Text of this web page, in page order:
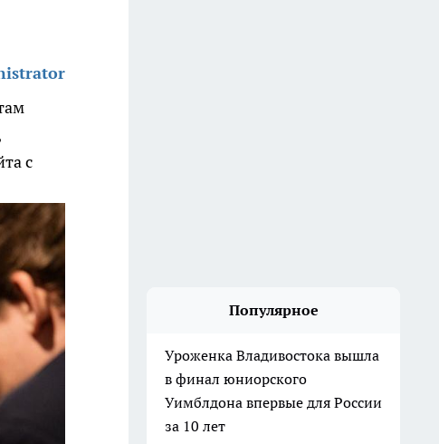
с
Популярное
Уроженка Владивостока вышла
в финал юниорского
Уимблдона впервые для России
за 10 лет